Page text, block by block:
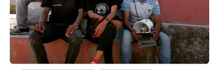
PAUD
KECAMATAN
LEITIMUR
SELATAN